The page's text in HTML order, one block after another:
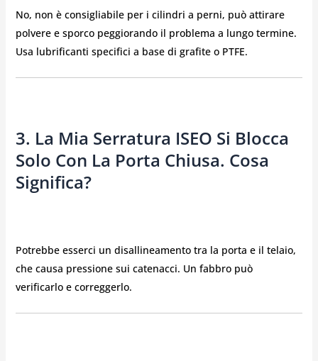
No, non è consigliabile per i cilindri a perni, può attirare
polvere e sporco peggiorando il problema a lungo termine.
Usa lubrificanti specifici a base di grafite o PTFE.
3. La Mia Serratura ISEO Si Blocca
Solo Con La Porta Chiusa. Cosa
Significa?
Potrebbe esserci un disallineamento tra la porta e il telaio,
che causa pressione sui catenacci. Un fabbro può
verificarlo e correggerlo.